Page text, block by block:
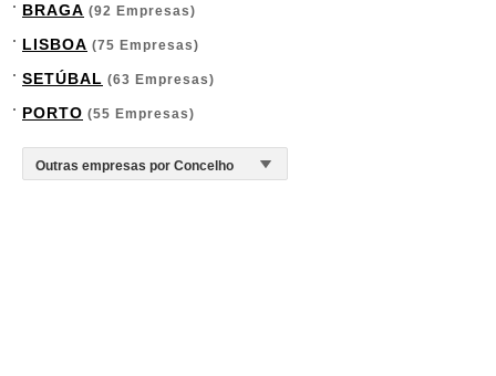
BRAGA (92 Empresas)
LISBOA (75 Empresas)
SETÚBAL (63 Empresas)
PORTO (55 Empresas)